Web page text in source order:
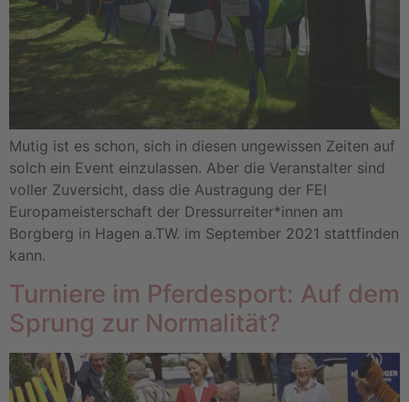
Mutig ist es schon, sich in diesen ungewissen Zeiten auf
solch ein Event einzulassen. Aber die Veranstalter sind
voller Zuversicht, dass die Austragung der FEI
Europameisterschaft der Dressurreiter*innen am
Borgberg in Hagen a.TW. im September 2021 stattfinden
kann.
Turniere im Pferdesport: Auf dem
Sprung zur Normalität?